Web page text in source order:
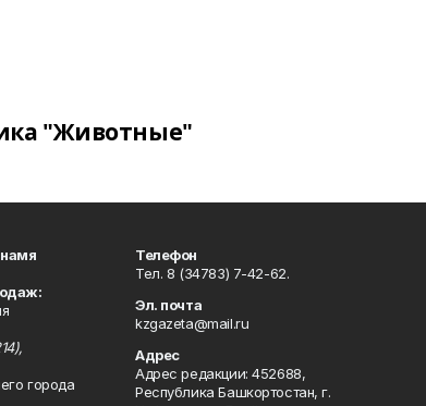
"Животные"
города
Телефон
Тел. 8 (34783) 7-42-62.
Эл. почта
kzgazeta@mail.ru
Адрес
Адрес редакции: 452688,
Республика Башкортостан, г.